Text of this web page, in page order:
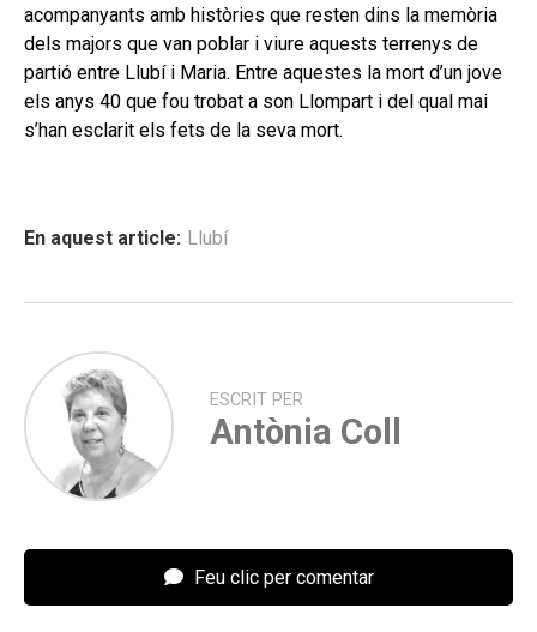
acompanyants amb històries que resten dins la memòria
dels majors que van poblar i viure aquests terrenys de
partió entre Llubí i Maria. Entre aquestes la mort d’un jove
els anys 40 que fou trobat a son Llompart i del qual mai
s’han esclarit els fets de la seva mort.
En aquest article: Llubí
ESCRIT PER
Antònia Coll
Feu clic per comentar